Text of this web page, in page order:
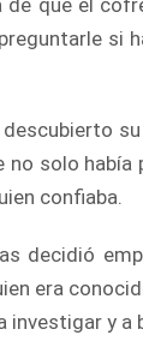
si
solo había
confiaba.
decidió
era
y a